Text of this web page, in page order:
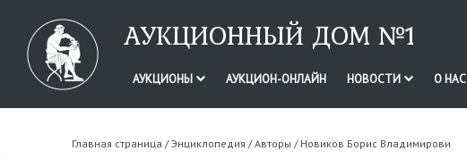
АУКЦИОННЫЙ ДОМ №1
АУКЦИОНЫ АУКЦИОН-ОНЛАЙН НОВОСТИ О НАС
Главная страница /Энциклопедия /Авторы / Новиков Борис Владимирови